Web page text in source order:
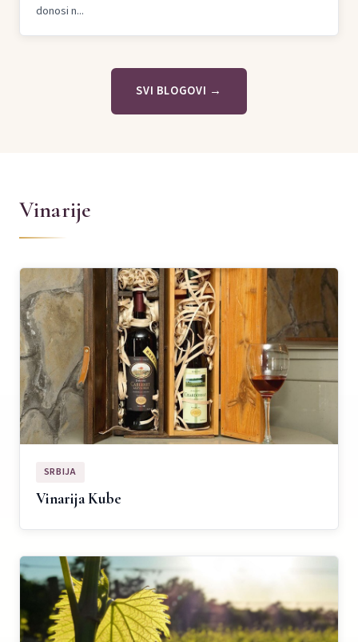
donosi n...
SVI BLOGOVI →
Vinarije
SRBIJA
Vinarija Kube